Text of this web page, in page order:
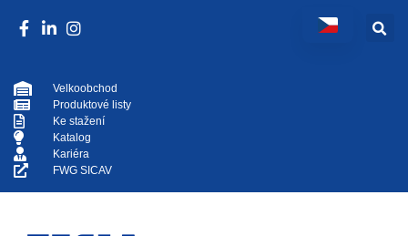
Velkoobchod
Produktové listy
Ke stažení
Katalog
Kariéra
FWG SICAV